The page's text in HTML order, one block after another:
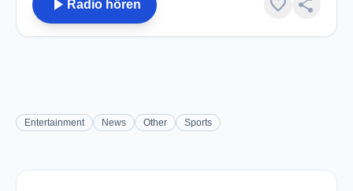
play_arrow Radio hören favorite share
Entertainment News Other Sports